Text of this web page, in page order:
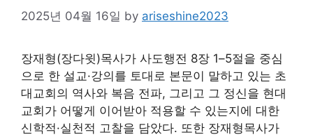
2025년 04월 16일 by ariseshine2023
장재형(장다윗)목사가 사도행전 8장 1–5절을 중심
으로 한 설교·강의를 토대로 본문이 말하고 있는 초
대교회의 역사와 복음 전파, 그리고 그 정신을 현대
교회가 어떻게 이어받아 적용할 수 있는지에 대한
신학적·실천적 고찰을 담았다. 또한 장재형목사가